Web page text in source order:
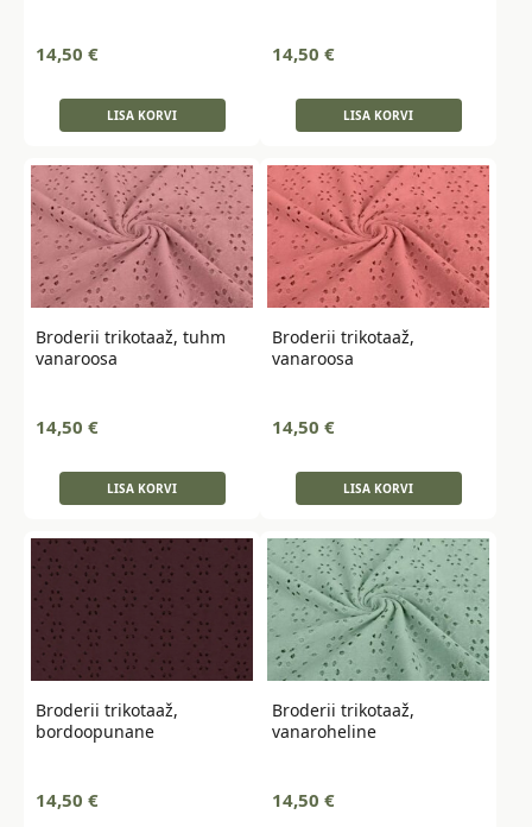
14,50 €
LISA KORVI
14,50 €
LISA KORVI
Broderii trikotaaž, tuhm
vanaroosa
14,50 €
LISA KORVI
Broderii trikotaaž,
vanaroosa
14,50 €
LISA KORVI
Broderii trikotaaž,
bordoopunane
14,50 €
Broderii trikotaaž,
vanaroheline
14,50 €